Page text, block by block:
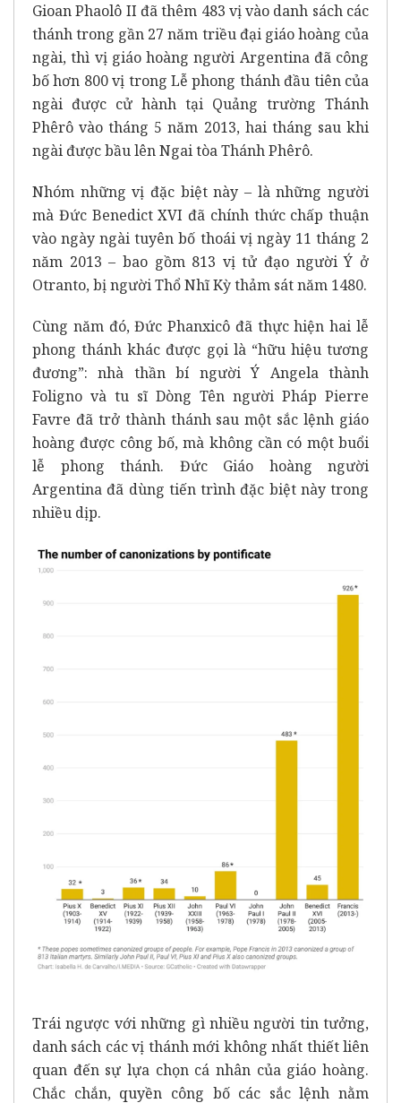
Gioan Phaolô II đã thêm 483 vị vào danh sách các
thánh trong gần 27 năm triều đại giáo hoàng của
ngài, thì vị giáo hoàng người Argentina đã công
bố hơn 800 vị trong Lễ phong thánh đầu tiên của
ngài được cử hành tại Quảng trường Thánh
Phêrô vào tháng 5 năm 2013, hai tháng sau khi
ngài được bầu lên Ngai tòa Thánh Phêrô.
Nhóm những vị đặc biệt này – là những người
mà Đức Benedict XVI đã chính thức chấp thuận
vào ngày ngài tuyên bố thoái vị ngày 11 tháng 2
năm 2013 – bao gồm 813 vị tử đạo người Ý ở
Otranto, bị người Thổ Nhĩ Kỳ thảm sát năm 1480.
Cùng năm đó, Đức Phanxicô đã thực hiện hai lễ
phong thánh khác được gọi là “hữu hiệu tương
đương”: nhà thần bí người Ý Angela thành
Foligno và tu sĩ Dòng Tên người Pháp Pierre
Favre đã trở thành thánh sau một sắc lệnh giáo
hoàng được công bố, mà không cần có một buổi
lễ phong thánh. Đức Giáo hoàng người
Argentina đã dùng tiến trình đặc biệt này trong
nhiều dịp.
Trái ngược với những gì nhiều người tin tưởng,
danh sách các vị thánh mới không nhất thiết liên
quan đến sự lựa chọn cá nhân của giáo hoàng.
Chắc chắn, quyền công bố các sắc lệnh nằm